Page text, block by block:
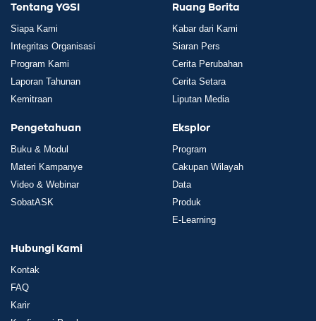
Tentang YGSI
Siapa Kami
Integritas Organisasi
Program Kami
Laporan Tahunan
Kemitraan
Ruang Berita
Kabar dari Kami
Siaran Pers
Cerita Perubahan
Cerita Setara
Liputan Media
Pengetahuan
Buku & Modul
Materi Kampanye
Video & Webinar
SobatASK
Eksplor
Program
Cakupan Wilayah
Data
Produk
E-Learning
Hubungi Kami
Kontak
FAQ
Karir